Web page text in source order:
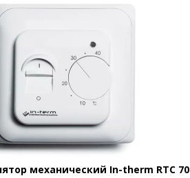
механический In-therm RTC 70